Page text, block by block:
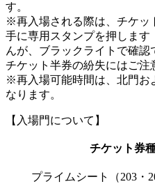
す。
※再入場される際は、チケッ
手に専用スタンプを押しま
んが、ブラックライトで確認
チケット半券の紛失にはご注
※再入場可能時間は、北門お
なります。
【入場門について】
チケット券
プライムシート（203・